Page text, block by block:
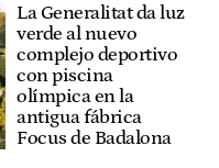
La Generalitat da luz
verde al nuevo
complejo deportivo
con piscina
olímpica en la
antigua fábrica
Focus de Badalona